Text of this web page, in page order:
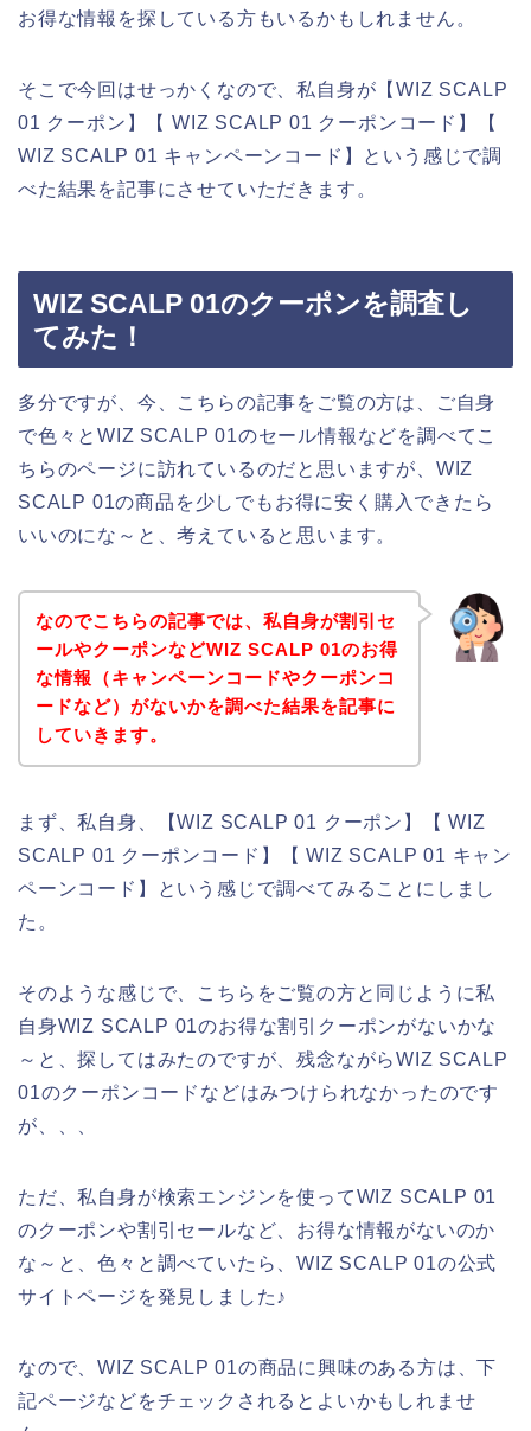
お得な情報を探している方もいるかもしれません。
そこで今回はせっかくなので、私自身が【WIZ SCALP
01 クーポン】【 WIZ SCALP 01 クーポンコード】【
WIZ SCALP 01 キャンペーンコード】という感じで調
べた結果を記事にさせていただきます。
WIZ SCALP 01のクーポンを調査し
てみた！
多分ですが、今、こちらの記事をご覧の方は、ご自身
で色々とWIZ SCALP 01のセール情報などを調べてこ
ちらのページに訪れているのだと思いますが、WIZ
SCALP 01の商品を少しでもお得に安く購入できたら
いいのにな～と、考えていると思います。
なのでこちらの記事では、私自身が割引セ
ールやクーポンなどWIZ SCALP 01のお得
な情報（キャンペーンコードやクーポンコ
ードなど）がないかを調べた結果を記事に
していきます。
まず、私自身、【WIZ SCALP 01 クーポン】【 WIZ
SCALP 01 クーポンコード】【 WIZ SCALP 01 キャン
ペーンコード】という感じで調べてみることにしまし
た。
そのような感じで、こちらをご覧の方と同じように私
自身WIZ SCALP 01のお得な割引クーポンがないかな
～と、探してはみたのですが、残念ながらWIZ SCALP
01のクーポンコードなどはみつけられなかったのです
が、、、
ただ、私自身が検索エンジンを使ってWIZ SCALP 01
のクーポンや割引セールなど、お得な情報がないのか
な～と、色々と調べていたら、WIZ SCALP 01の公式
サイトページを発見しました♪
なので、WIZ SCALP 01の商品に興味のある方は、下
記ページなどをチェックされるとよいかもしれませ